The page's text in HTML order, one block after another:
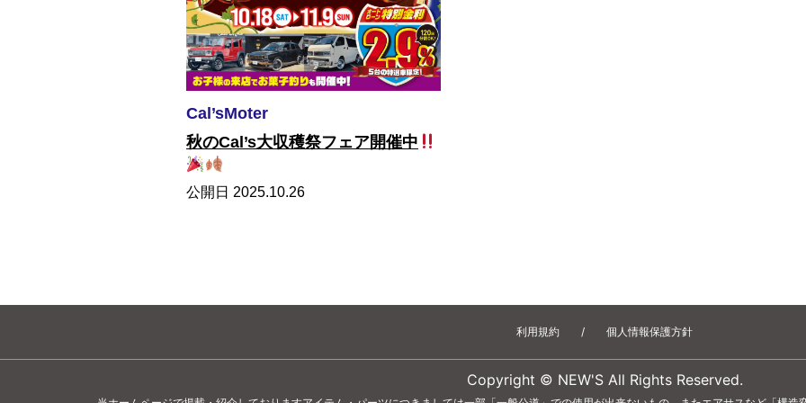
Cal’sMoter
秋のCal’s大収穫祭フェア開催中
公開日 2025.10.26
利用規約 / 個人情報保護方針
Copyright © NEW'S All Rights Reserved.